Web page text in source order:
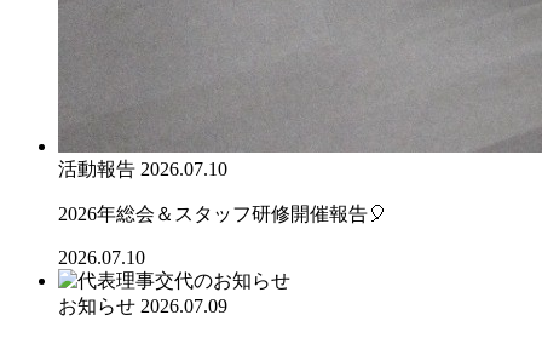
活動報告 2026.07.10
2026年総会＆スタッフ研修開催報告🎈
2026.07.10
お知らせ 2026.07.09